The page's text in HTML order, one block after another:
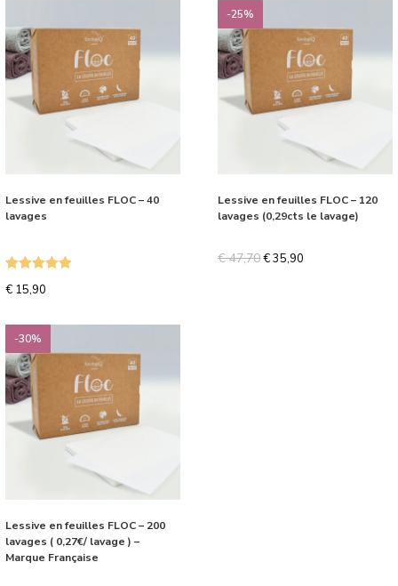
Lessive en feuilles FLOC – 40
lavages
€ 15,90
-25%
Lessive en feuilles FLOC – 120
lavages (0,29cts le lavage)
€47,70€35,90
-30%
Lessive en feuilles FLOC – 200
lavages ( 0,27€/ lavage ) –
Marque Française